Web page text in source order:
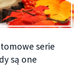
serie
są one